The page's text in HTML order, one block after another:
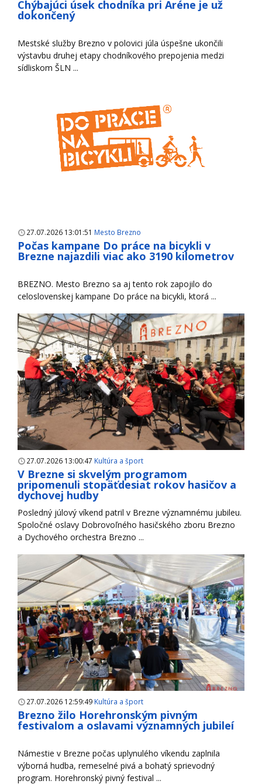
Chýbajúci úsek chodníka pri Aréne je už
dokončený
Mestské služby Brezno v polovici júla úspešne ukončili
výstavbu druhej etapy chodníkového prepojenia medzi
sídliskom ŠLN ...
27.07.2026 13:01:51 Mesto Brezno
Počas kampane Do práce na bicykli v
Brezne najazdili viac ako 3190 kilometrov
BREZNO. Mesto Brezno sa aj tento rok zapojilo do
celoslovenskej kampane Do práce na bicykli, ktorá ...
27.07.2026 13:00:47 Kultúra a šport
V Brezne si skvelým programom
pripomenuli stopäťdesiat rokov hasičov a
dychovej hudby
Posledný júlový víkend patril v Brezne významnému jubileu.
Spoločné oslavy Dobrovoľného hasičského zboru Brezno
a Dychového orchestra Brezno ...
27.07.2026 12:59:49 Kultúra a šport
Brezno žilo Horehronským pivným
festivalom a oslavami významných jubileí
Námestie v Brezne počas uplynulého víkendu zaplnila
výborná hudba, remeselné pivá a bohatý sprievodný
program. Horehronský pivný festival ...